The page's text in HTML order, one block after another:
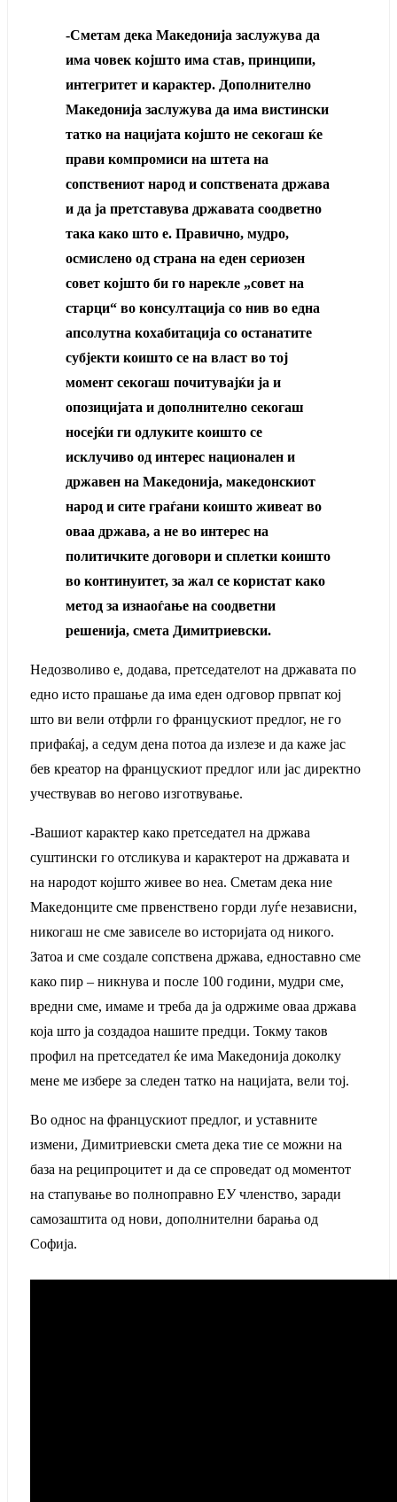
-Сметам дека Македонија заслужува да
има човек којшто има став, принципи,
интегритет и карактер. Дополнително
Македонија заслужува да има вистински
татко на нацијата којшто не секогаш ќе
прави компромиси на штета на
сопствениот народ и сопствената држава
и да ја претставува државата соодветно
така како што е. Правично, мудро,
осмислено од страна на еден сериозен
совет којшто би го нарекле „совет на
старци“ во консултација со нив во една
апсолутна кохабитација со останатите
субјекти коишто се на власт во тој
момент секогаш почитувајќи ја и
опозицијата и дополнително секогаш
носејќи ги одлуките коишто се
исклучиво од интерес национален и
државен на Македонија, македонскиот
народ и сите граѓани коишто живеат во
оваа држава, а не во интерес на
политичките договори и сплетки коишто
во континуитет, за жал се користат како
метод за изнаоѓање на соодветни
решенија, смета Димитриевски.
Недозволиво е, додава, претседателот на државата по
едно исто прашање да има еден одговор првпат кој
што ви вели отфрли го францускиот предлог, не го
прифаќај, а седум дена потоа да излезе и да каже јас
бев креатор на францускиот предлог или јас директно
учествував во негово изготвување.
-Вашиот карактер како претседател на држава
суштински го отсликува и карактерот на државата и
на народот којшто живее во неа. Сметам дека ние
Македонците сме првенствено горди луѓе независни,
никогаш не сме зависеле во историјата од никого.
Затоа и сме создале сопствена држава, едноставно сме
како пир – никнува и после 100 години, мудри сме,
вредни сме, имаме и треба да ја одржиме оваа држава
која што ја создадоа нашите предци. Токму таков
профил на претседател ќе има Македонија доколку
мене ме избере за следен татко на нацијата, вели тој.
Во однос на францускиот предлог, и уставните
измени, Димитриевски смета дека тие се можни на
база на реципроцитет и да се спроведат од моментот
на стапување во полноправно ЕУ членство, заради
самозаштита од нови, дополнителни барања од
Софија.